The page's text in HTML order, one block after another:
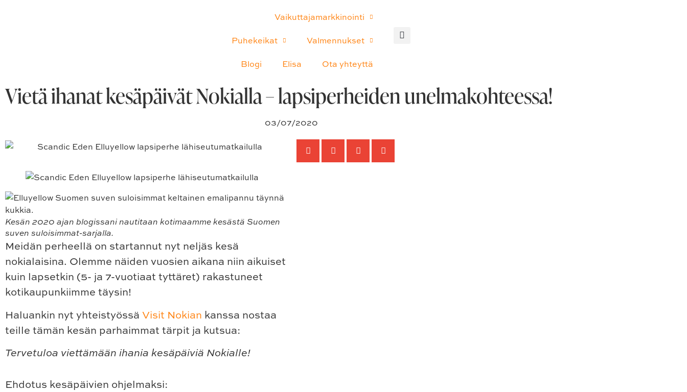
Vaikuttajamarkkinointi
Puhekeikat Valmennukset
Blogi Elisa Ota yhteyttä
Vietä ihanat kesäpäivät Nokialla – lapsiperheiden unelmakohteessa!
03/07/2020
Kesän 2020 ajan blogissani nautitaan kotimaamme kesästä Suomen
suven suloisimmat-sarjalla.
Meidän perheellä on startannut nyt neljäs kesä
nokialaisina. Olemme näiden vuosien aikana niin aikuiset
kuin lapsetkin (5- ja 7-vuotiaat tyttäret) rakastuneet
kotikaupunkiimme täysin!
Haluankin nyt yhteistyössä Visit Nokian kanssa nostaa
teille tämän kesän parhaimmat tärpit ja kutsua:
Tervetuloa viettämään ihania kesäpäiviä Nokialle!
Ehdotus kesäpäivien ohjelmaksi: